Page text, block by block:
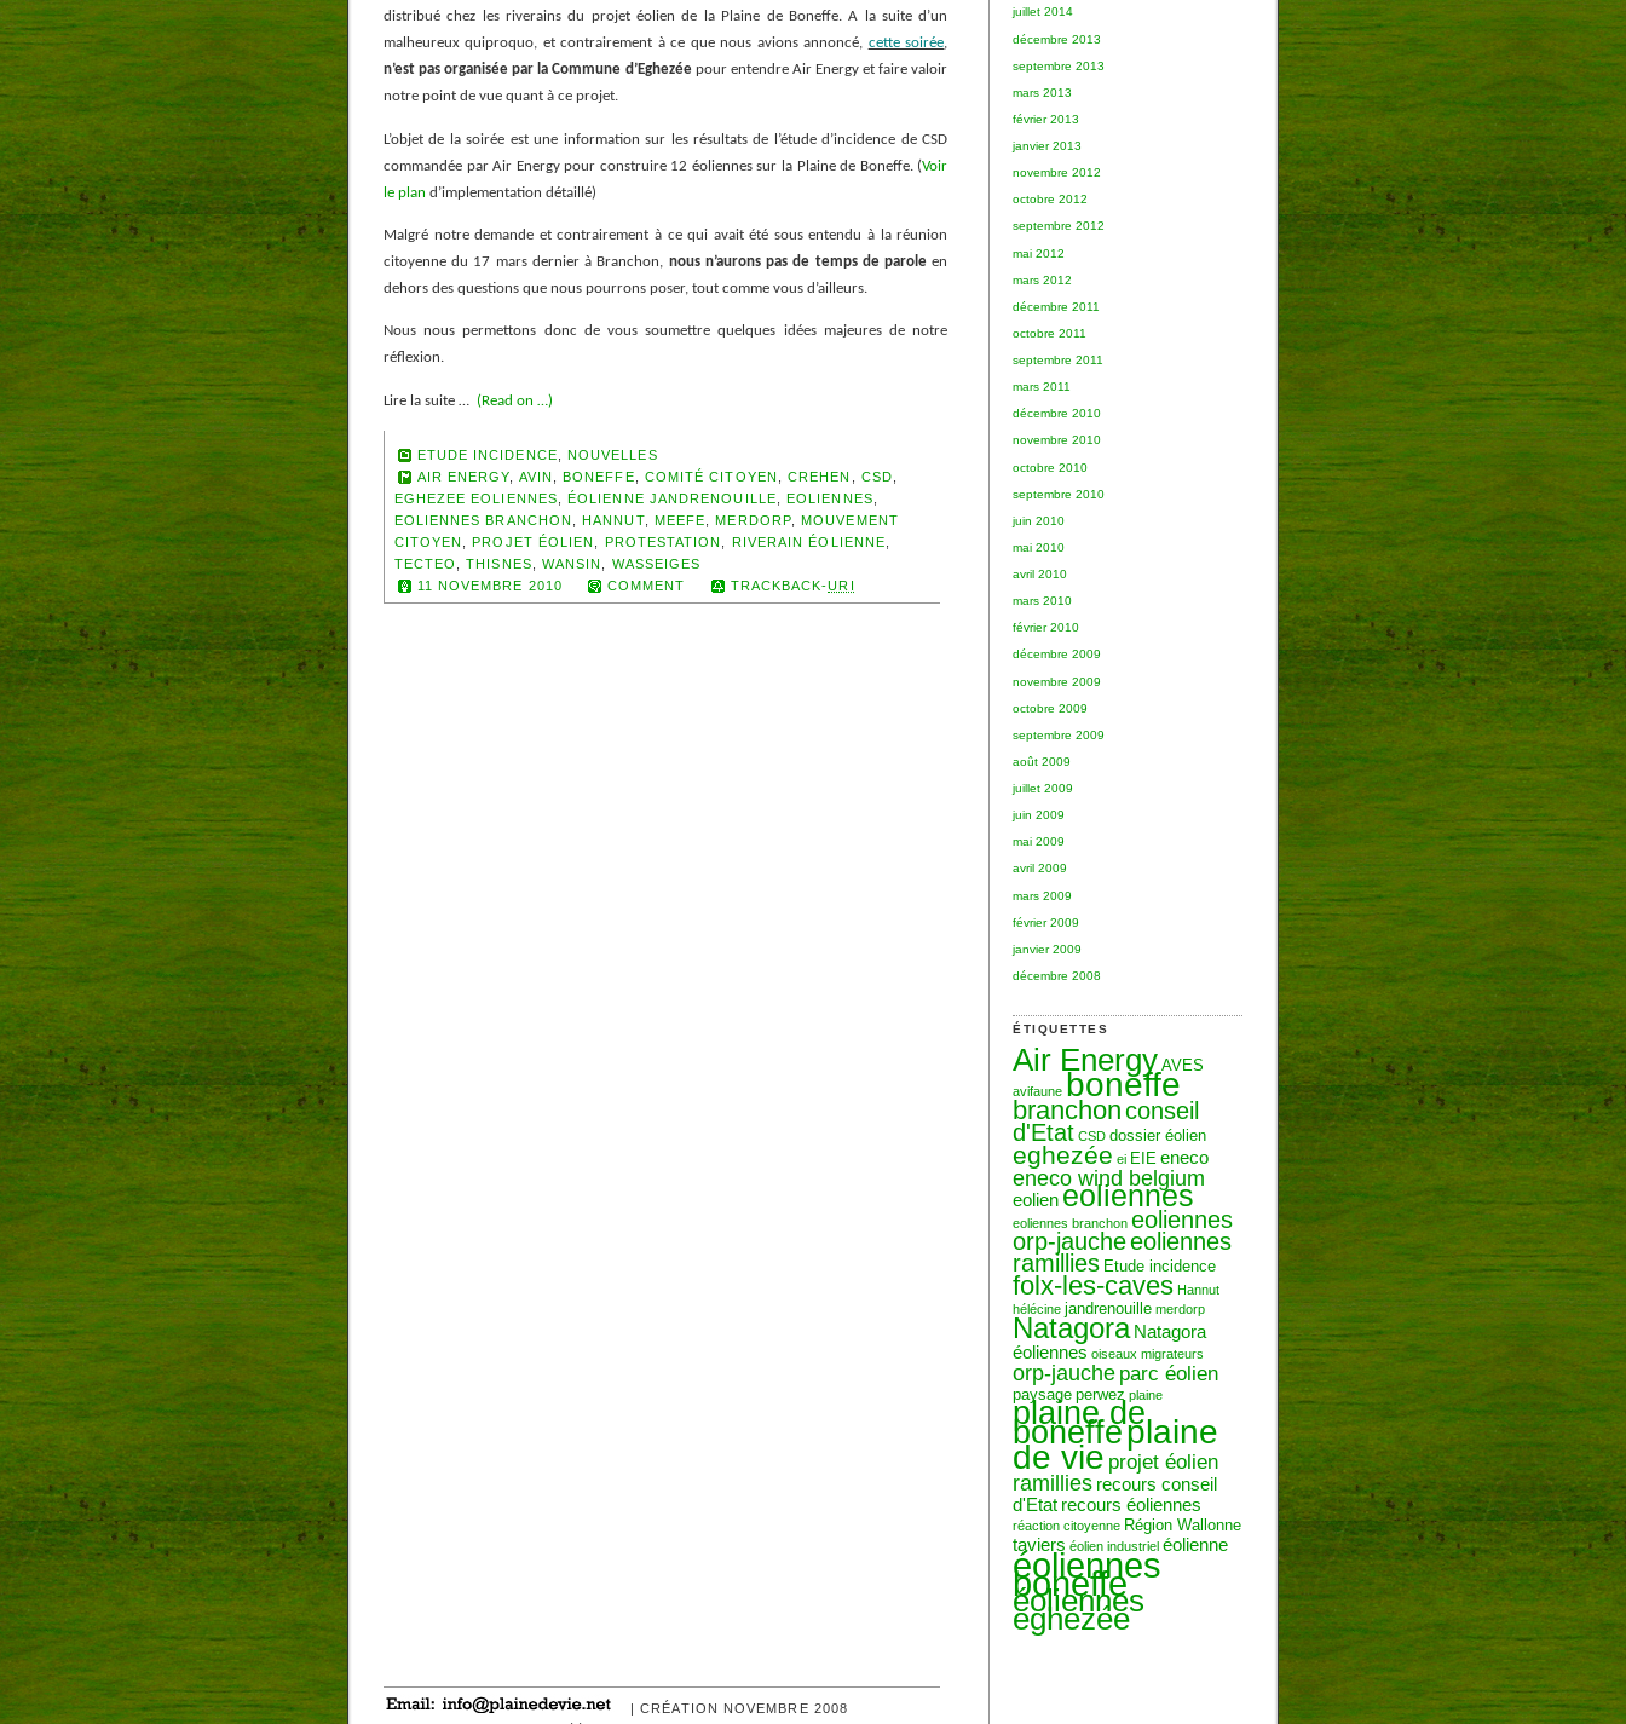
juillet 2014
décembre 2013
septembre 2013
mars 2013
février 2013
janvier 2013
novembre 2012
octobre 2012
septembre 2012
mai 2012
mars 2012
décembre 2011
octobre 2011
septembre 2011
mars 2011
décembre 2010
novembre 2010
octobre 2010
septembre 2010
juin 2010
mai 2010
avril 2010
mars 2010
février 2010
décembre 2009
novembre 2009
octobre 2009
septembre 2009
août 2009
juillet 2009
juin 2009
mai 2009
avril 2009
mars 2009
février 2009
janvier 2009
décembre 2008
ÉTIQUETTES
Air Energy AVES
avifaune boneffe
branchonconseil
d'Etat CSD dossier éolien
eghezée ei EIE eneco
eneco wind belgium
eolieneoliennes
eoliennes branchon eoliennes
orp-jaucheeoliennes
ramillies Etude incidence
folx-les-caves Hannut
hélécine jandrenouille merdorp
Natagora Natagora
éoliennes oiseaux migrateurs
orp-jauche parc éolien
paysage perwez plaine
plaine de
boneffeplaine
de vie projet éolien
ramillies recours conseil
d'Etat recours éoliennes
réaction citoyenne Région Wallonne
taviers éolien industriel éolienne
éoliennes
boneffe
éoliennes
eghezée
distribué chez les riverains du projet éolien de la Plaine de Boneffe. A la suite d’un
malheureux quiproquo, et contrairement à ce que nous avions annoncé, cette soirée,
n’est pas organisée par la Commune d’Eghezéepour entendre Air Energy et faire valoir
notre point de vue quant à ce projet.
L’objet de la soirée est une information sur les résultats de l’étude d’incidence de CSD
commandée par Air Energy pour construire 12 éoliennes sur la Plaine de Boneffe. (Voir
le plan d’implementation détaillé)
Malgré notre demande et contrairement à ce qui avait été sous entendu à la réunion
citoyenne du 17 mars dernier à Branchon, nous n’aurons pas de temps de parole en
dehors des questions que nous pourrons poser, tout comme vous d’ailleurs.
Nous nous permettons donc de vous soumettre quelques idées majeures de notre
réflexion.
Lire la suite … (Read on …)
ETUDE INCIDENCE
NOUVELLES
AIR ENERGY
AVIN ,BONEFFE COMITÉ CITOYEN ,CREHEN CSD
EGHEZEE EOLIENNES ,ÉOLIENNE JANDRENOUILLE ,EOLIENNES
EOLIENNES BRANCHON
,HANNUT, MEEFE ,MERDORP,MOUVEMENT
CITOYEN
,PROJET ÉOLIEN PROTESTATION RIVERAIN ÉOLIENNE
TECTEO
,THISNES WANSIN
WASSEIGES
11 NOVEMBRE 2010
COMMENT TRACKBACK-URI
| CRÉATION NOVEMBRE 2008